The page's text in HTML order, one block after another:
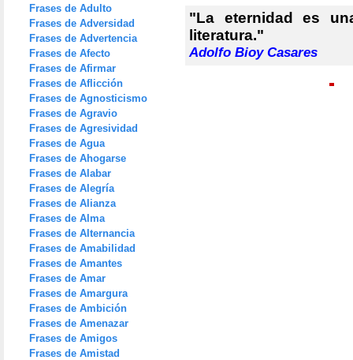
Frases de Adulto
Frases de Adversidad
Frases de Advertencia
Frases de Afecto
Frases de Afirmar
Frases de Aflicción
Frases de Agnosticismo
Frases de Agravio
Frases de Agresividad
Frases de Agua
Frases de Ahogarse
Frases de Alabar
Frases de Alegría
Frases de Alianza
Frases de Alma
Frases de Alternancia
Frases de Amabilidad
Frases de Amantes
Frases de Amar
Frases de Amargura
Frases de Ambición
Frases de Amenazar
Frases de Amigos
Frases de Amistad
"La eternidad es
literatura."
Adolfo Bioy Casares